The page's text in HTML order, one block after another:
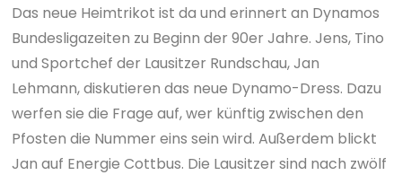
Das neue Heimtrikot ist da und erinnert an Dynamos
Bundesligazeiten zu Beginn der 90er Jahre. Jens, Tino
und Sportchef der Lausitzer Rundschau, Jan
Lehmann, diskutieren das neue Dynamo-Dress. Dazu
werfen sie die Frage auf, wer künftig zwischen den
Pfosten die Nummer eins sein wird. Außerdem blickt
Jan auf Energie Cottbus. Die Lausitzer sind nach zwölf